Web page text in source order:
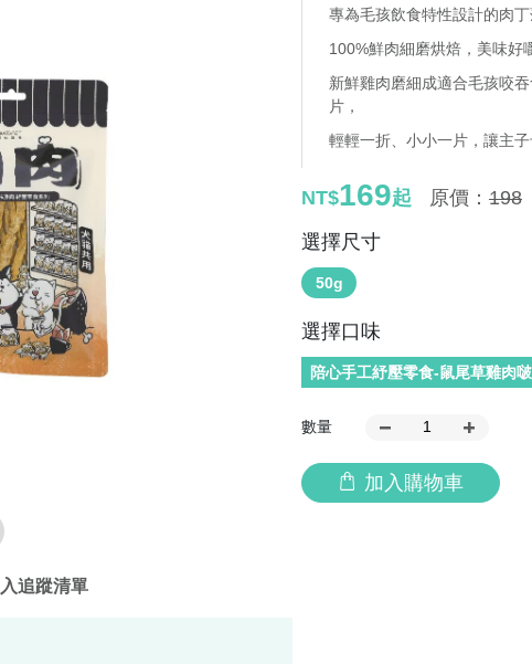
追蹤清單
專為毛孩飲食特性設計的肉
100%鮮肉細磨烘焙，美味好
新鮮雞肉磨細成適合毛孩咬
片 ，
輕輕一折、小小一片，讓主
NT$169起 原價： 198
選擇尺寸
50g
選擇口味
陪心手工紓壓零食-鼠尾草雞肉
數量
加入購物車